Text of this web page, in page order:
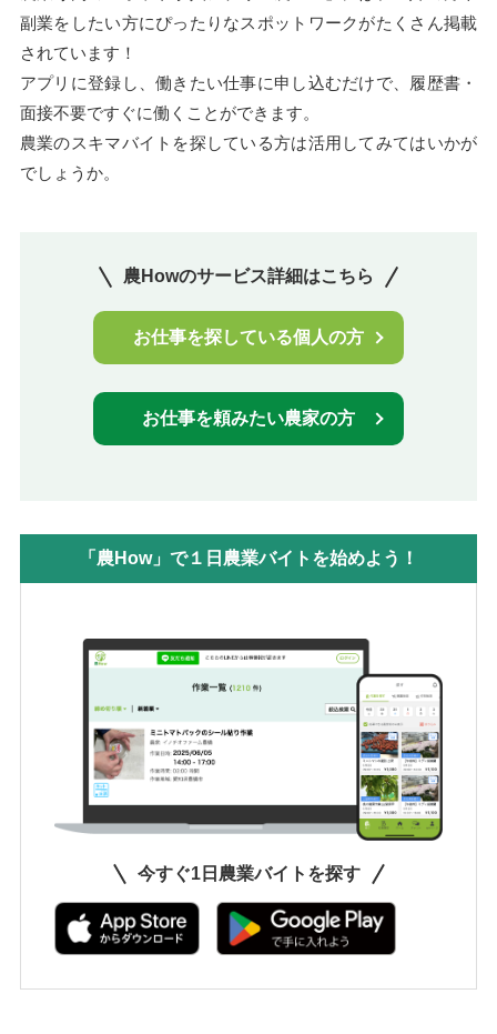
副業をしたい方にぴったりなスポットワークがたくさん掲載
されています！
アプリに登録し、働きたい仕事に申し込むだけで、履歴書・
面接不要ですぐに働くことができます。
農業のスキマバイトを探している方は活用してみてはいかが
でしょうか。
農Howのサービス詳細はこちら
お仕事を探している個人の方
お仕事を頼みたい農家の方
「農How」で１日農業バイトを始めよう！
今すぐ1日農業バイトを探す